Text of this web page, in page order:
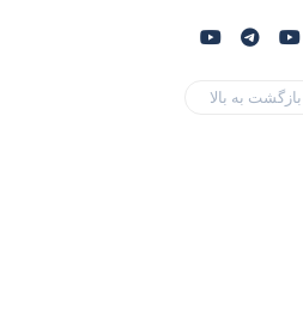
به بالا